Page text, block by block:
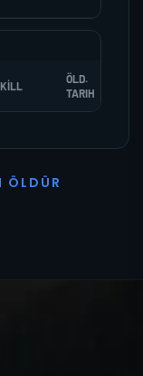
KILL
ÖLD.
TARIH
Ö L D Ü R